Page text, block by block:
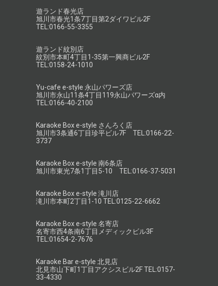
遊ランド春光店
旭川市春光1条7丁目第2ダイワビル2F
TEL:0166-55-3355
遊ランド紋別店
紋別市本町4丁目1-35第一興商ビル2F
TEL:0158-24-1010
Yu-cafe e-style 永山パワーズ店
旭川市永山11条4丁目119永山パワーズα内
TEL:0166-40-2100
Karaoke Box e-style さんろく店
旭川市3条通6丁目珍平ビル7F TEL:0166-22-
3737
Karaoke Box e-style 南6条店
旭川市東光7条1丁目5-10 TEL:0166-37-5031
Karaoke Box e-style 滝川店
滝川市本町2丁目1-10 TEL:0125-22-6662
Karaoke Box e-style 名寄店
名寄市西4条南6丁目メディックビル3F
TEL:01654-2-7676
Karaoke Bar e-style 北見店
北見市山下町1丁目アクシスビル2F TEL:0157-
33-4330